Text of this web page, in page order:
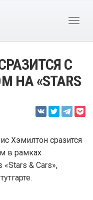
С
НА «STARS
Хэмилтон сразится
в рамках
& Cars»,